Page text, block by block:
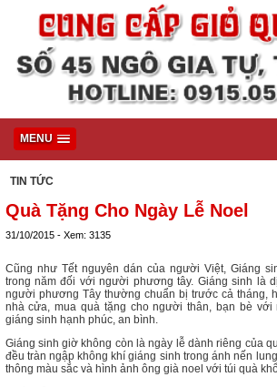
MENU
TIN TỨC
Quà Tặng Cho Ngày Lễ Noel
31/10/2015 - Xem: 3135
Cũng như Tết nguyên dán của người Việt, Giáng
trong năm đối với người phương tây. Giáng sinh là
người phương Tây thường chuẩn bị trước cả tháng,
nhà cửa, mua quà tặng cho người thân, bạn bè với
giáng sinh hạnh phúc, an bình.
Giáng sinh giờ không còn là ngày lễ dành riêng của
đều tràn ngập không khí giáng sinh trong ánh nến
thông màu sắc và hình ảnh ông già noel với túi quà